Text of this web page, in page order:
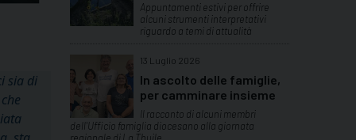
sia di
Appuntamenti estivi per offrire
alcuni strumenti interpretativi
riguardo a temi di attualità
13 Luglio 2026
In ascolto delle famiglie,
per camminare insieme
Il racconto di alcuni membri
dell'Ufficio famiglia diocesano alla giornata